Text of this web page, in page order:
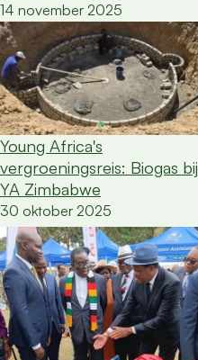
14 november 2025
Young Africa's
vergroeningsreis: Biogas bij
YA Zimbabwe
30 oktober 2025